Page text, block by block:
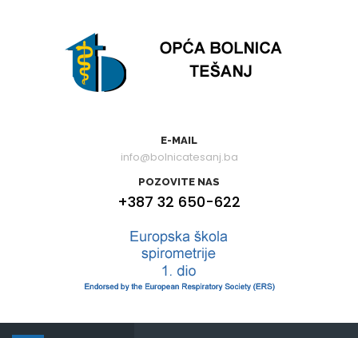
E-MAIL
info@bolnicatesanj.ba
POZOVITE NAS
+387 32 650-622